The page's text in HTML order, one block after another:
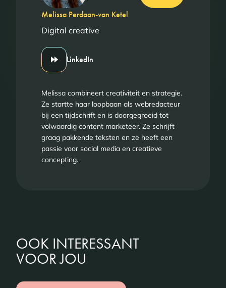
Melissa Perdaan-van Ketel
Digital creative
LinkedIn
Melissa combineert creativiteit en strategie.
Ze startte haar loopbaan als webredacteur
bij een tijdschrift en is doorgegroeid tot
volwaardig content marketeer. Ze schrijft
graag pakkende teksten en ze heeft een
passie voor social media en creatieve
concepting.
OOK INTERESSANT
VOOR JOU